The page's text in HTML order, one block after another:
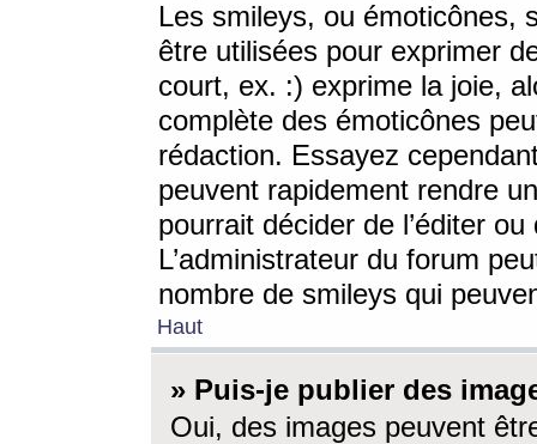
Les smileys, ou émoticônes,
être utilisées pour exprimer
court, ex. :) exprime la joie,
complète des émoticônes
rédaction. Essayez
peuvent rapidement rendre
pourrait décider de l’éditer
L’administrateur du forum
nombre de smileys qui
Haut
» Puis-je publier des
Oui, des images peuvent